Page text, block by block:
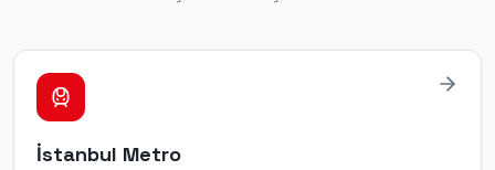
İstanbul Metro